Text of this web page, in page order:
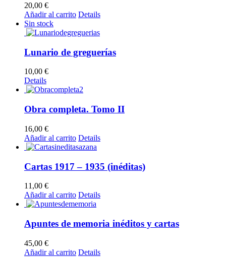
20,00 €
Añadir al carrito Details
Sin stock
Lunario de greguerías
10,00 €
Details
Obra completa. Tomo II
16,00 €
Añadir al carrito Details
Cartas 1917 – 1935 (inéditas)
11,00 €
Añadir al carrito Details
Apuntes de memoria inéditos y cartas
45,00 €
Añadir al carrito Details